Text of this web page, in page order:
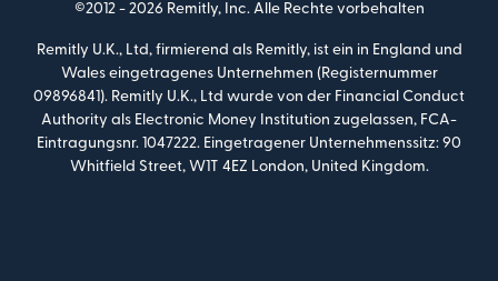
(wird in einem neuen Fenster geöffnet)
©2012 - 2026 Remitly, Inc. Alle Rechte vorbehalten
Remitly U.K., Ltd, firmierend als Remitly, ist ein in England und
Wales eingetragenes Unternehmen (Registernummer
09896841). Remitly U.K., Ltd wurde von der Financial Conduct
Authority als Electronic Money Institution zugelassen, FCA-
Eintragungsnr. 1047222. Eingetragener Unternehmenssitz: 90
Whitfield Street, W1T 4EZ London, United Kingdom.